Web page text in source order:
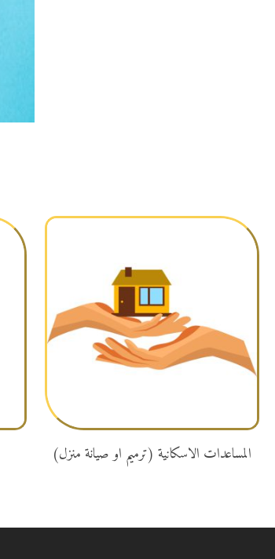
تبرع
المساعدات الاسكانية (ترميم او صيانة منزل)